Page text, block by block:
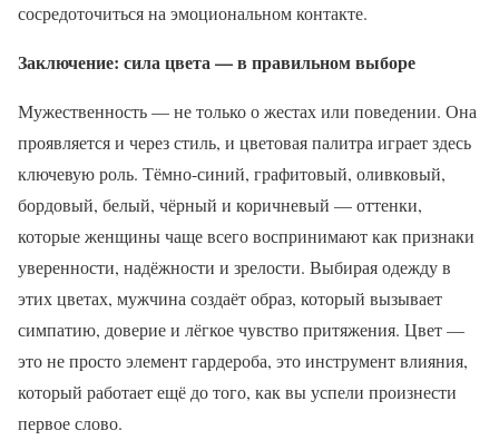
сосредоточиться на эмоциональном контакте.
Заключение: сила цвета — в правильном выборе
Мужественность — не только о жестах или поведении. Она
проявляется и через стиль, и цветовая палитра играет здесь
ключевую роль. Тёмно-синий, графитовый, оливковый,
бордовый, белый, чёрный и коричневый — оттенки,
которые женщины чаще всего воспринимают как признаки
уверенности, надёжности и зрелости. Выбирая одежду в
этих цветах, мужчина создаёт образ, который вызывает
симпатию, доверие и лёгкое чувство притяжения. Цвет —
это не просто элемент гардероба, это инструмент влияния,
который работает ещё до того, как вы успели произнести
первое слово.